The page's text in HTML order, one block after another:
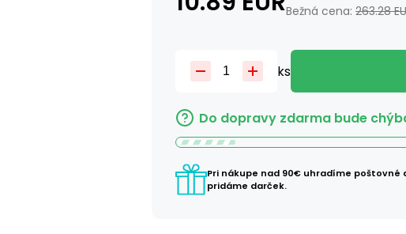
Bežná cena: 263.28
ks
Do dopravy zdarma bude
Pri nákupe nad 90€ uhradíme poštovné
pridáme darček.